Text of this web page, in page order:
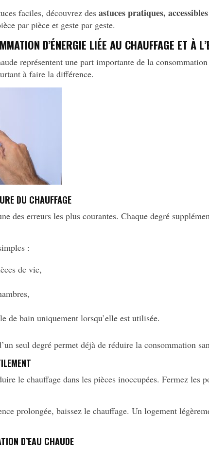
faciles, découvrez desastuces pratiques,
par pièce et geste par geste.
D’ÉNERGIE LIÉE AU CHAUFFAGE ET À
représentent une part importante de la
à faire la différence.
DU CHAUFFAGE
des erreurs les plus courantes. Chaque degré
:
de vie,
de bain uniquement lorsqu’elle est utilisée.
seul degré permet déjà de réduire la consommation
le chauffage dans les pièces inoccupées. Fermez les
prolongée, baissez le chauffage. Un logement
D’EAU CHAUDE